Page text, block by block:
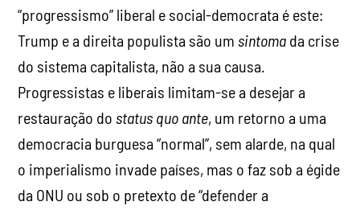
“progressismo” liberal e social-democrata é este:
Trump e a direita populista são umsintoma da crise
do sistema capitalista, não a sua causa.
Progressistas e liberais limitam-se a desejar a
restauração dostatus quo ante, um retorno a uma
democracia burguesa “normal”, sem alarde, na qual
o imperialismo invade países, mas o faz sob a égide
da ONU ou sob o pretexto de “defender a